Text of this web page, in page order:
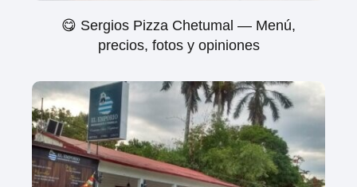
😋 Sergios Pizza Chetumal — Menú,
precios, fotos y opiniones